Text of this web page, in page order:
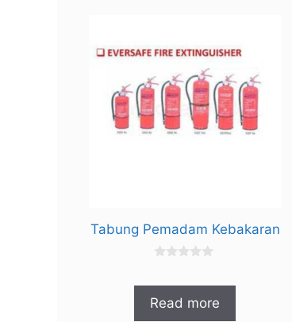
Tabung Pemadam Kebakaran
u
t
o
Read more